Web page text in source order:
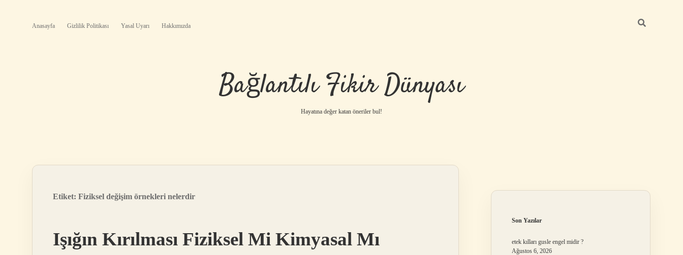
Anasayfa Gizlilik Politikası Yasal Uyarı Hakkımızda
Bağlantılı Fikir Dünyası
Hayatına değer katan öneriler bul!
Etiket: Fiziksel değişim örnekleri nelerdir
Işığın Kırılması Fiziksel Mi Kimyasal Mı
Son Yazılar
etek kılları gusle engel midir ?
Ağustos 6, 2026